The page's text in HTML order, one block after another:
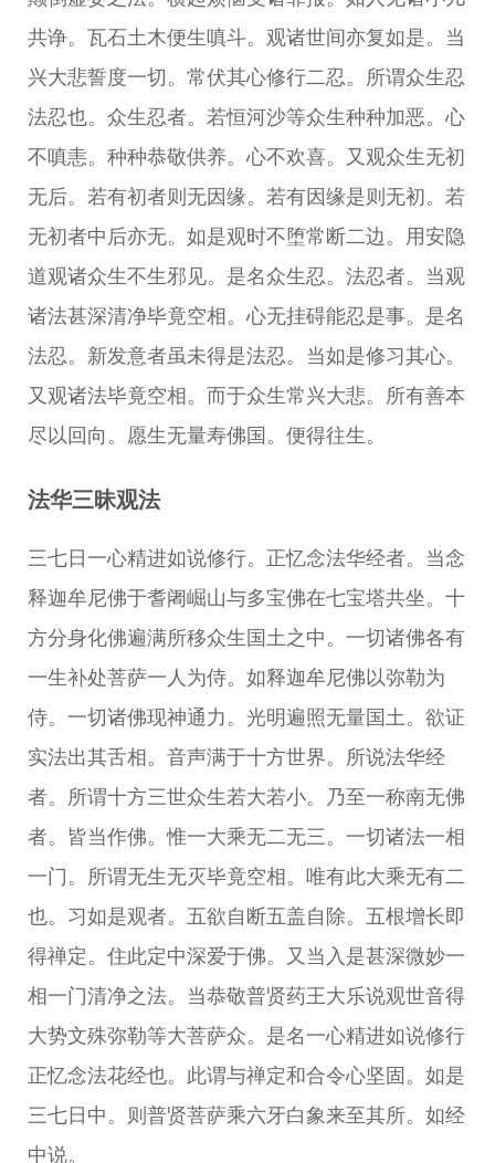
共诤。瓦石土木便生嗔斗。观诸世间亦复如是。当
兴大悲誓度一切。常伏其心修行二忍。所谓众生忍
法忍也。众生忍者。若恒河沙等众生种种加恶。心
不嗔恚。种种恭敬供养。心不欢喜。又观众生无初
无后。若有初者则无因缘。若有因缘是则无初。若
无初者中后亦无。如是观时不堕常断二边。用安隐
道观诸众生不生邪见。是名众生忍。法忍者。当观
诸法甚深清净毕竟空相。心无挂碍能忍是事。是名
法忍。新发意者虽未得是法忍。当如是修习其心。
又观诸法毕竟空相。而于众生常兴大悲。所有善本
尽以回向。愿生无量寿佛国。便得往生。
法华三昧观法
三七日一心精进如说修行。正忆念法华经者。当念
释迦牟尼佛于耆阇崛山与多宝佛在七宝塔共坐。十
方分身化佛遍满所移众生国土之中。一切诸佛各有
一生补处菩萨一人为侍。如释迦牟尼佛以弥勒为
侍。一切诸佛现神通力。光明遍照无量国土。欲证
实法出其舌相。音声满于十方世界。所说法华经
者。所谓十方三世众生若大若小。乃至一称南无佛
者。皆当作佛。惟一大乘无二无三。一切诸法一相
一门。所谓无生无灭毕竟空相。唯有此大乘无有二
也。习如是观者。五欲自断五盖自除。五根增长即
得禅定。住此定中深爱于佛。又当入是甚深微妙一
相一门清净之法。当恭敬普贤药王大乐说观世音得
大势文殊弥勒等大菩萨众。是名一心精进如说修行
正忆念法花经也。此谓与禅定和合令心坚固。如是
三七日中。则普贤菩萨乘六牙白象来至其所。如经
中说。